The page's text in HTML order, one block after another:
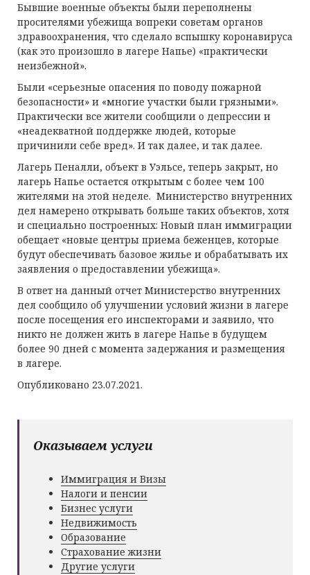
Бывшие военные объекты были переполнены
просителями убежища вопреки советам органов
здравоохранения, что сделало вспышку коронавируса
(как это произошло в лагере Напье) «практически
неизбежной».
Были «серьезные опасения по поводу пожарной
безопасности» и «многие участки были грязными».
Практически все жители сообщили о депрессии и
«неадекватной поддержке людей, которые
причинили себе вред». И так далее, и так далее.
Лагерь Пеналли, объект в Уэльсе, теперь закрыт, но
лагерь Напье остается открытым с более чем 100
жителями на этой неделе. Министерство внутренних
дел намерено открывать больше таких объектов, хотя
и специально построенных: Новый план иммиграции
обещает «новые центры приема беженцев, которые
будут обеспечивать базовое жилье и обрабатывать их
заявления о предоставлении убежища».
В ответ на данный отчет Министерство внутренних
дел сообщило об улучшении условий жизни в лагере
после посещения его инспекторами и заявило, что
никто не должен жить в лагере Напье в будущем
более 90 дней с момента задержания и размещения
в лагере.
Опубликовано 23.07.2021.
Оказываем услуги
Иммиграция и Визы
Налоги и пенсии
Бизнес услуги
Недвижимость
Образование
Страхование жизни
Другие услуги